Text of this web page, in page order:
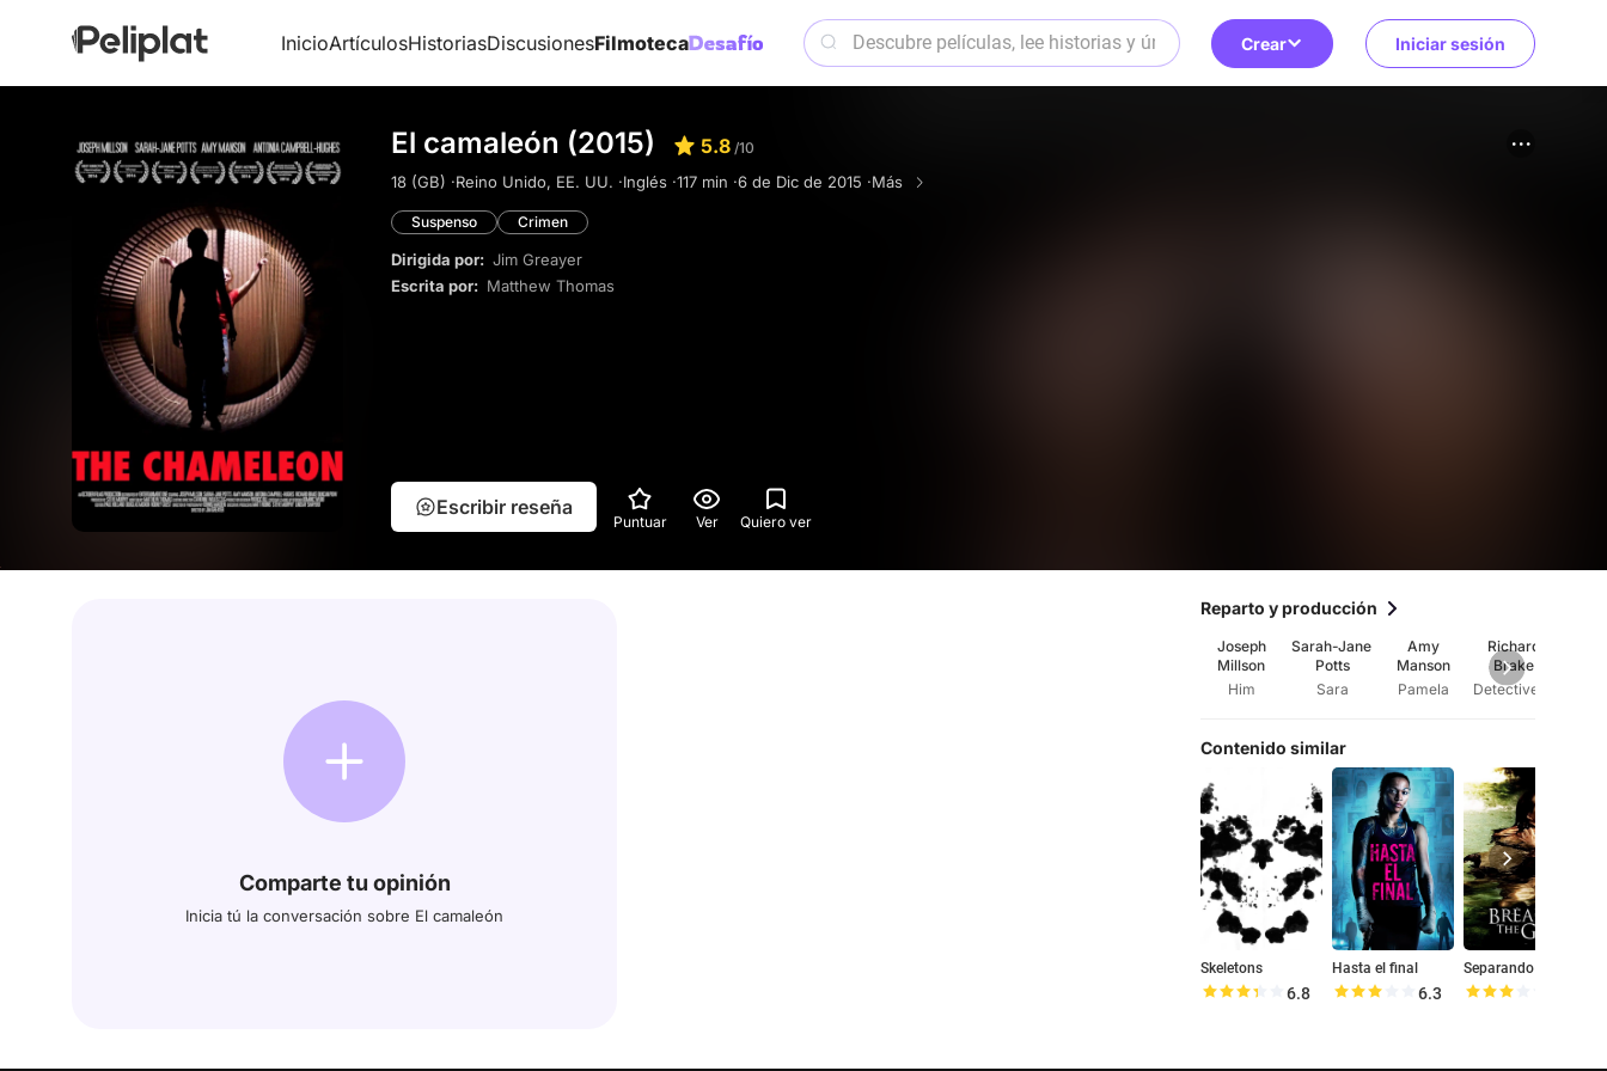
InicioArtículosHistoriasDiscusionesFilmoteca Crear Iniciar sesión
El camaleón (2015) 5.8 /10
18 (GB) ·Reino Unido, EE. UU. ·Inglés ·117 min ·6 de Dic de 2015 ·Más
Suspenso Crimen
Dirigida por: Jim Greayer
Escrita por: Matthew Thomas
Escribir reseña
Puntuar Ver Quiero ver
Comparte tu opinión
Inicia tú la conversación sobre El camaleón
Reparto y producción
Joseph
Millson
Him
Sarah-Jane
Potts
Sara
Amy
Manson
Pamela
Richard
Brake
Contenido similar
Skeletons
6.8
Hasta el final
6.3